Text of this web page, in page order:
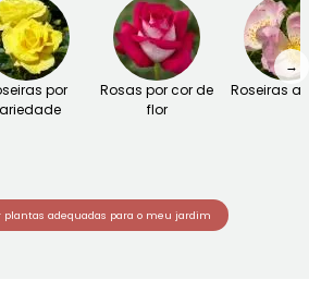
por
Rosas por cor de
flor
Roseiras
→
plantas adequadas para o meu jardim